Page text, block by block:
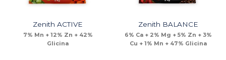
Zenith ACTIVE
7% Mn + 12% Zn + 42%
Glicina
Zenith BALANCE
6% Ca + 2% Mg + 5% Zn + 3%
Cu + 1% Mn + 47% Glicina